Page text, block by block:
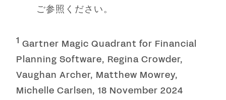
ご参照ください。
1 Gartner Magic Quadrant for Financial
Planning Software, Regina Crowder,
Vaughan Archer, Matthew Mowrey,
Michelle Carlsen, 18 November 2024